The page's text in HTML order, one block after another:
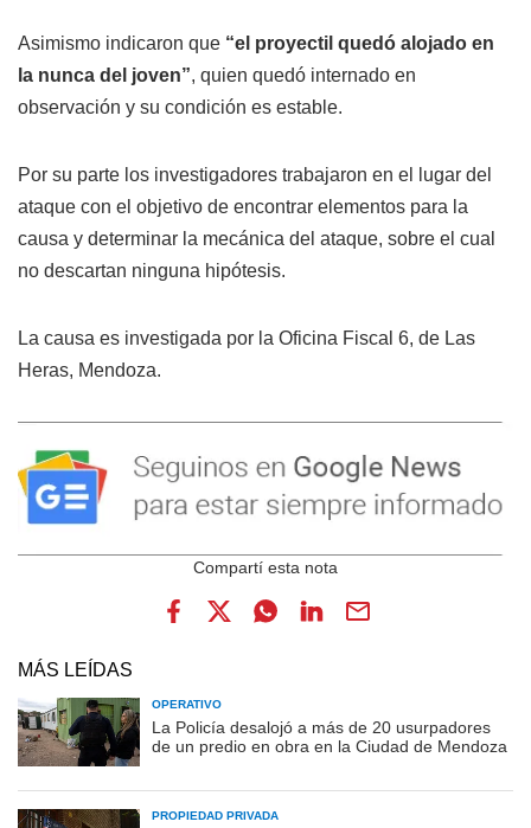
Asimismo indicaron que “el proyectil quedó alojado en
la nunca del joven”, quien quedó internado en
observación y su condición es estable.
Por su parte los investigadores trabajaron en el lugar del
ataque con el objetivo de encontrar elementos para la
causa y determinar la mecánica del ataque, sobre el cual
no descartan ninguna hipótesis.
La causa es investigada por la Oficina Fiscal 6, de Las
Heras, Mendoza.
MÁS LEÍDAS
OPERATIVO
La Policía desalojó a más de 20 usurpadores
de un predio en obra en la Ciudad de Mendoza
PROPIEDAD PRIVADA